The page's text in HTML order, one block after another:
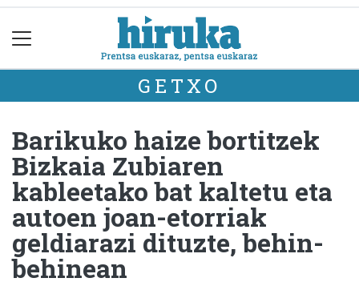
GETXO
Barikuko haize bortitzek
Bizkaia Zubiaren
kableetako bat kaltetu eta
autoen joan-etorriak
geldiarazi dituzte, behin-
behinean